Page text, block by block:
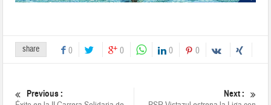
share 0 0 0 0
Previous : Next :